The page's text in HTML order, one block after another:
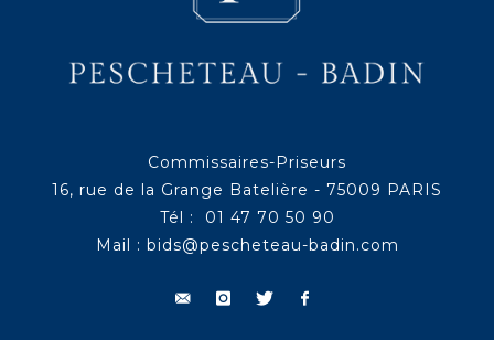
Commissaires-Priseurs
16, rue de la Grange Batelière - 75009 PARIS
Tél : 01 47 70 50 90
Mail : bids@pescheteau-badin.com